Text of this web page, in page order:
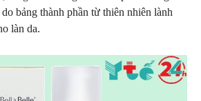
bảng thành phần từ thiên nhiên lành
làn da.